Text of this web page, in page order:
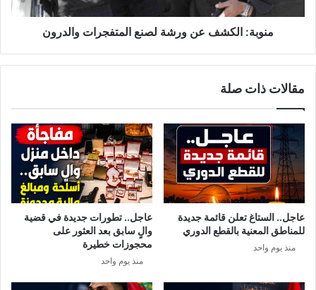
ل
ا
ف
ا
ي
ب
ل
ك
و
ع
ل
م
ج
منوبة: الكشف عن ورشة لصنع المتفجرات والدرون
مقالات ذات صلة
عاجل.. الستاغ تعلن قائمة جديدة
للمناطق المعنية بالقطع الدوري
منذ يوم واحد
عاجل.. تطورات جديدة في قضية
والٍ سابق بعد العثور على
محجوزات خطيرة
منذ يوم واحد